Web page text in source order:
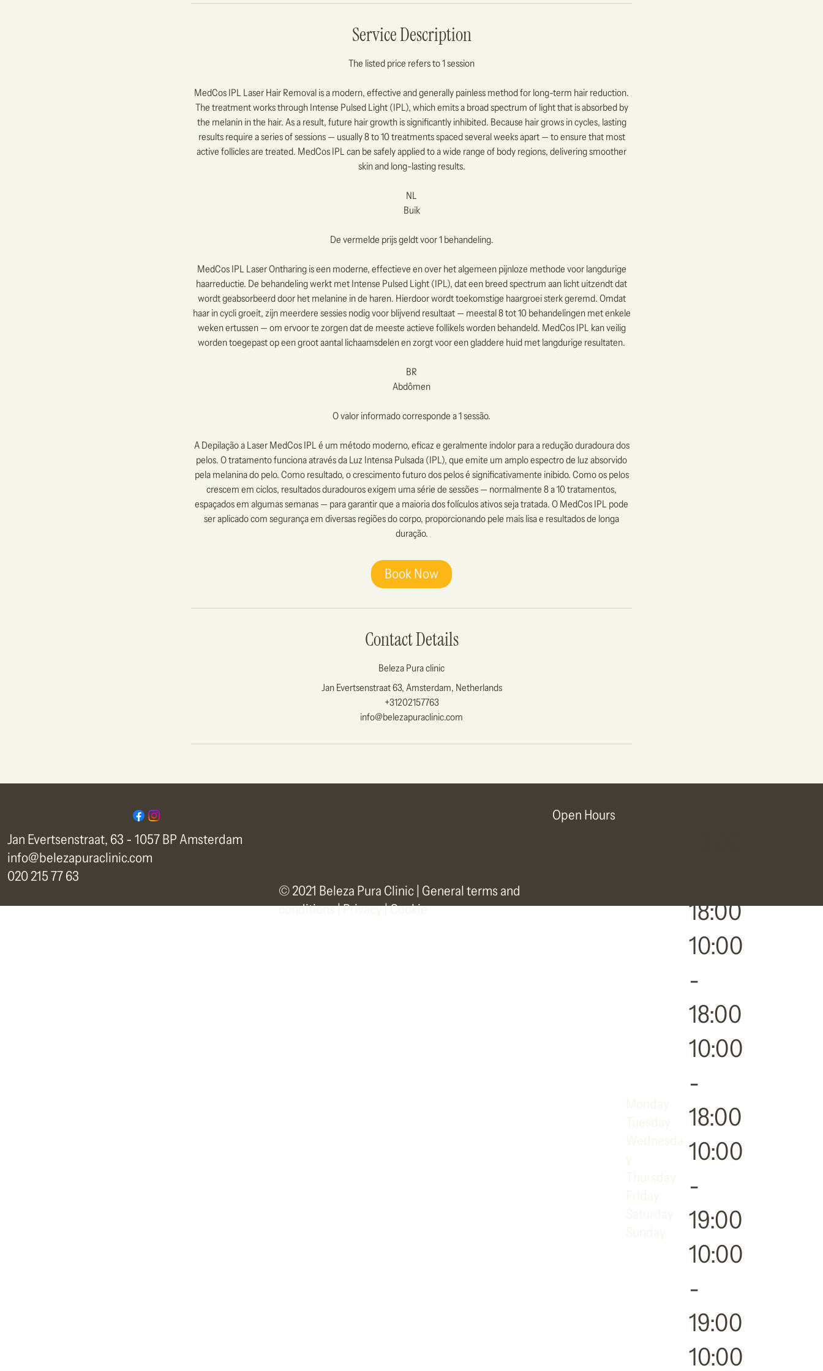
Service Description
The listed price refers to 1 session
MedCos IPL Laser Hair Removal is a modern, effective and generally painless method for long-term hair reduction.
The treatment works through Intense Pulsed Light (IPL), which emits a broad spectrum of light that is absorbed by
the melanin in the hair. As a result, future hair growth is significantly inhibited. Because hair grows in cycles, lasting
results require a series of sessions — usually 8 to 10 treatments spaced several weeks apart — to ensure that most
active follicles are treated. MedCos IPL can be safely applied to a wide range of body regions, delivering smoother
skin and long-lasting results.
NL
Buik
De vermelde prijs geldt voor 1 behandeling.
MedCos IPL Laser Ontharing is een moderne, effectieve en over het algemeen pijnloze methode voor langdurige
haarreductie. De behandeling werkt met Intense Pulsed Light (IPL), dat een breed spectrum aan licht uitzendt dat
wordt geabsorbeerd door het melanine in de haren. Hierdoor wordt toekomstige haargroei sterk geremd. Omdat
haar in cycli groeit, zijn meerdere sessies nodig voor blijvend resultaat — meestal 8 tot 10 behandelingen met enkele
weken ertussen — om ervoor te zorgen dat de meeste actieve follikels worden behandeld. MedCos IPL kan veilig
worden toegepast op een groot aantal lichaamsdelen en zorgt voor een gladdere huid met langdurige resultaten.
BR
Abdômen
O valor informado corresponde a 1 sessão.
A Depilação a Laser MedCos IPL é um método moderno, eficaz e geralmente indolor para a redução duradoura dos
pelos. O tratamento funciona através da Luz Intensa Pulsada (IPL), que emite um amplo espectro de luz absorvido
pela melanina do pelo. Como resultado, o crescimento futuro dos pelos é significativamente inibido. Como os pelos
crescem em ciclos, resultados duradouros exigem uma série de sessões — normalmente 8 a 10 tratamentos,
espaçados em algumas semanas — para garantir que a maioria dos folículos ativos seja tratada. O MedCos IPL pode
ser aplicado com segurança em diversas regiões do corpo, proporcionando pele mais lisa e resultados de longa
duração.
Book Now
Contact Details
Beleza Pura clinic
Jan Evertsenstraat 63, Amsterdam, Netherlands
+31202157763
info@belezapuraclinic.com
18:00
10:00
-
18:00
10:00
-
18:00
10:00
-
19:00
10:00
-
19:00
10:00
© 2021 Beleza Pura Clinic | General terms and
conditions|Privacy | Cookie
Jan Evertsenstraat, 63 - 1057 BP Amsterdam
info@belezapuraclinic.com
020 215 77 63
Open Hours